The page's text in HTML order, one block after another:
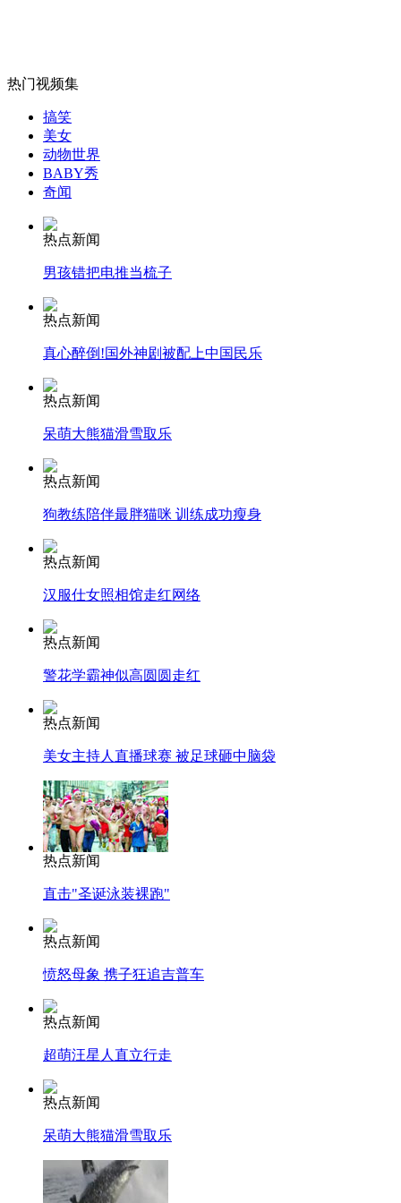
女孩北京地铁殴打老人 痛下狠手拳打脚踢
无痛分娩是否安全 医生回应
外交部：反对强权政治霸凌主义
外交部：有关国家言论片面不公正
安徽一实载49人客车翻车
走！跟着总书记去植树
消防员救轻生者 花炮节热闹非凡 减压"枕头大战"
纽约上演“枕头大战”
司机酒驾遇交警 急速倒车逃窜
热门视频集
搞笑
美女
动物世界
BABY秀
奇闻
热点新闻
男孩错把电推当梳子
热点新闻
真心醉倒!国外神剧被配上中国民乐
热点新闻
呆萌大熊猫滑雪取乐
热点新闻
狗教练陪伴最胖猫咪 训练成功瘦身
热点新闻
汉服仕女照相馆走红网络
热点新闻
警花学霸神似高圆圆走红
热点新闻
美女主持人直播球赛 被足球砸中脑袋
热点新闻
直击"圣诞泳装裸跑"
热点新闻
愤怒母象 携子狂追吉普车
热点新闻
超萌汪星人直立行走
热点新闻
呆萌大熊猫滑雪取乐